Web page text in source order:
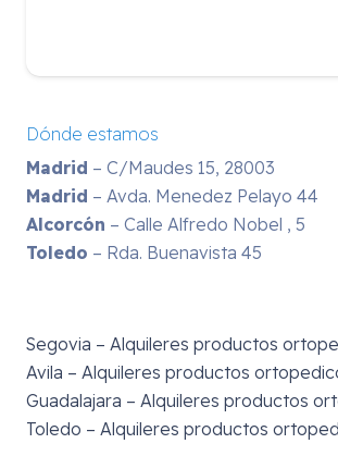
Dónde estamos
Madrid – C/Maudes 15, 28003
Madrid – Avda. Menedez Pelayo 44
Alcorcón – Calle Alfredo Nobel , 5
Toledo – Rda. Buenavista 45
Segovia – Alquileres productos
Avila – Alquileres productos
Guadalajara – Alquileres productos
Toledo – Alquileres productos